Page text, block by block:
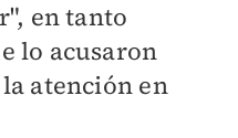
en tanto
lo acusaron
atención en